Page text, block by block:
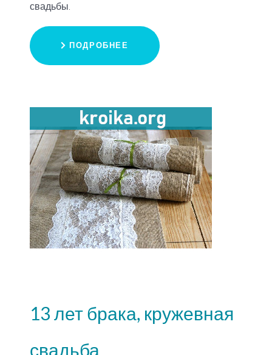
свадьбы.
ПОДРОБНЕЕ
13 лет брака, кружевная
свадьба